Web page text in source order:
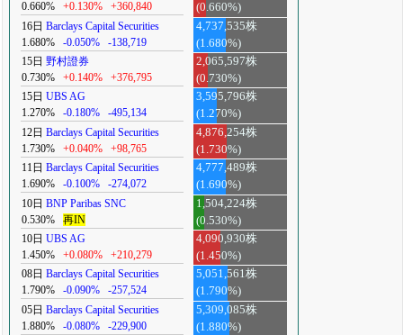
0.660% +0.130% +360,840
(0.660%)
16日 Barclays Capital Securities
1.680%
-0.050% -138,719
4,737,535株
(1.680%)
15日 野村證券
0.730%
+0.140% +376,795
2,065,597株
(0.730%)
15日 UBS AG
1.270%
-0.180% -495,134
3,595,796株
(1.270%)
12日 Barclays Capital Securities
1.730%
+0.040% +98,765
4,876,254株
(1.730%)
11日 Barclays Capital Securities
1.690%
-0.100% -274,072
4,777,489株
(1.690%)
10日 BNP Paribas SNC
0.530%
再IN
1,504,224株
(0.530%)
10日 UBS AG
1.450%
+0.080% +210,279
4,090,930株
(1.450%)
08日 Barclays Capital Securities
1.790%
-0.090% -257,524
5,051,561株
(1.790%)
05日 Barclays Capital Securities
1.880%
-0.080% -229,900
5,309,085株
(1.880%)